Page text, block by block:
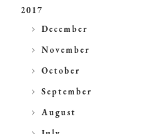
2017
►
December
►
November
►
October
►
September
►
August
►